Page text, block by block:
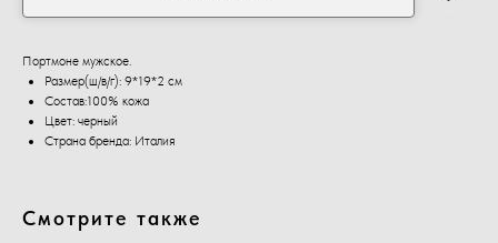
Портмоне мужское.
Размер(ш/в/г): 9*19*2 см
Состав:100% кожа
Цвет: черный
Страна бренда: Италия
Смотрите также